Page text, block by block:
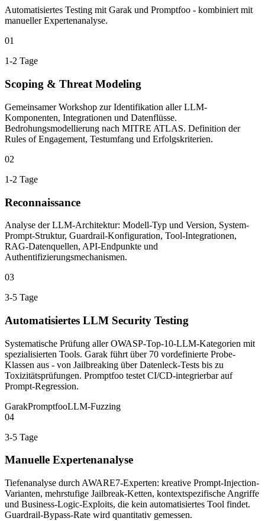
Automatisiertes Testing mit Garak und Promptfoo - kombiniert mit
manueller Expertenanalyse.
01
1-2 Tage
Scoping & Threat Modeling
Gemeinsamer Workshop zur Identifikation aller LLM-
Komponenten, Integrationen und Datenflüsse.
Bedrohungsmodellierung nach MITRE ATLAS. Definition der
Rules of Engagement, Testumfang und Erfolgskriterien.
02
1-2 Tage
Reconnaissance
Analyse der LLM-Architektur: Modell-Typ und Version, System-
Prompt-Struktur, Guardrail-Konfiguration, Tool-Integrationen,
RAG-Datenquellen, API-Endpunkte und
Authentifizierungsmechanismen.
03
3-5 Tage
Automatisiertes LLM Security Testing
Systematische Prüfung aller OWASP-Top-10-LLM-Kategorien mit
spezialisierten Tools. Garak führt über 70 vordefinierte Probe-
Klassen aus - von Jailbreaking über Datenleck-Tests bis zu
Toxizitätsprüfungen. Promptfoo testet CI/CD-integrierbar auf
Prompt-Regression.
GarakPromptfooLLM-Fuzzing
04
3-5 Tage
Manuelle Expertenanalyse
Tiefenanalyse durch AWARE7-Experten: kreative Prompt-Injection-
Varianten, mehrstufige Jailbreak-Ketten, kontextspezifische Angriffe
und Business-Logic-Exploits, die kein automatisiertes Tool findet.
Guardrail-Bypass-Rate wird quantitativ gemessen.